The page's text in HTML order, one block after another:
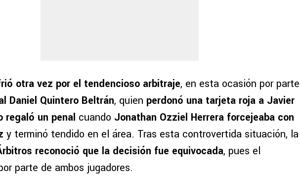
otra vez por el tendencioso arbitraje, en esta ocasión por parte
Daniel Quintero Beltrán, quien perdonó una tarjeta roja a Javier
regaló un penal cuando Jonathan Ozziel Herrera forcejeaba con
y terminó tendido en el área. Tras esta controvertida situación, la
reconoció que la decisión fue equivocada, pues el
parte de ambos jugadores.